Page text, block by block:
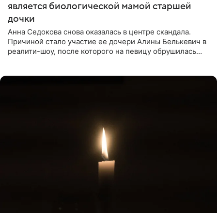
является биологической мамой старшей
дочки
Анна Седокова снова оказалась в центре скандала.
Причиной стало участие ее дочери Алины Белькевич в
реалити-шоу, после которого на певицу обрушилась